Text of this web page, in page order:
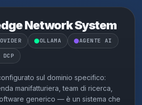
Network System
OLLAMA AGENTE AI
sul dominio specifico:
manifatturiera, team di ricerca,
generico — è un sistema che